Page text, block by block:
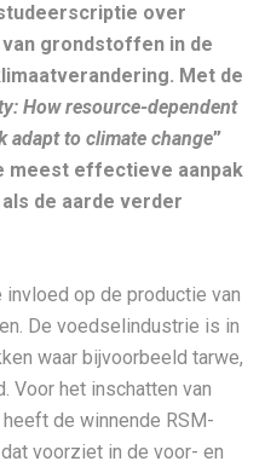
over
grondstoffen in de
Met de
How resource-dependent
adapt to climate change”
meest effectieve aanpak
de aarde verder
op de productie van
De voedselindustrie is in
waar bijvoorbeeld tarwe,
Voor het inschatten van
de winnende RSM-
voorziet in de voor- en